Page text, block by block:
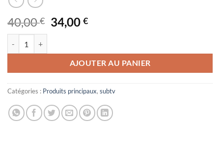
40,00€ Le
prix
était :
40,00 €.
34,00€Le
est :
34,00 €.
AJOUTER AU PANIER
Catégories : Produits principaux, subtv